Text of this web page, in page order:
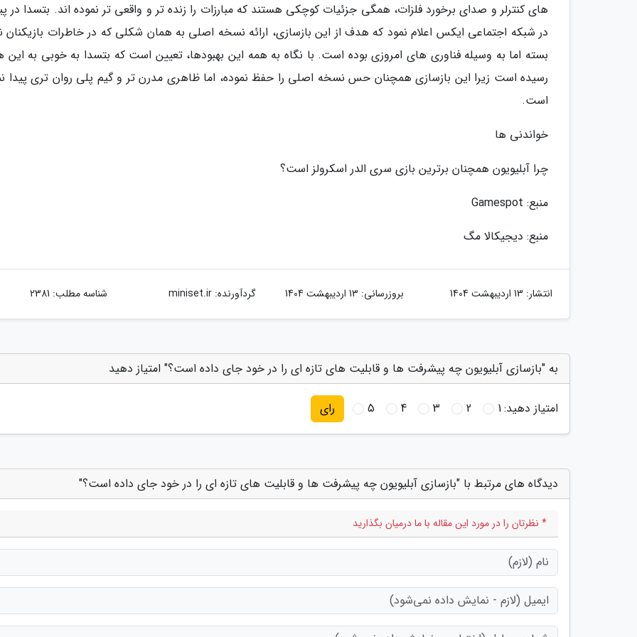
های کنترلر و صدای برخورد فلزات، همگی جزئیات کوچکی هستند که مبارزات را زنده تر و واقعی تر نموده اند. بتسدا در
در شبکه اجتماعی ایکس اعلام نمود که هدف از این بازسازی، ارائه نسخه اصلی به همان شکلی که در خاطرات
بسته اما به وسیله فناوری های امروزی بوده است. با نگاه به همه این بهبودها، تعیین است که بتسدا به خوبی به
رسیده است زیرا این بازسازی همچنان حس نسخه اصلی را حفظ نموده، اما ظاهری مدرن تر و گیم پلی روان تری پیدا
است.
خواندنی ها
چرا آبلیویون همچنان برترین بازی سری الدر اسکرولز است؟
منبع: Gamespot
منبع: دیجیکالا مگ
انتشار: 13 اردیبهشت 1404 بروزرسانی: 13 اردیبهشت 1404 گردآورنده:miniset.ir شناسه مطلب: 2381
به "بازسازی آبلیویون چه پیشرفت ها و قابلیت های تازه ای را در خود جای داده است؟" امتیاز دهید
امتیاز دهید:1
2
3
4
5 رای
دیدگاه های مرتبط با "بازسازی آبلیویون چه پیشرفت ها و قابلیت های تازه ای را در خود جای داده است؟"
* نظرتان را در مورد این مقاله با ما درمیان بگذارید